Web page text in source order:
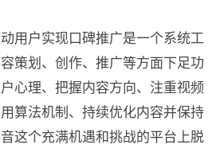
用户实现口碑推广是一个系统工
策划、创作、推广等方面下足功
心理、把握内容方向、注重视频
算法机制、持续优化内容并保持
这个充满机遇和挑战的平台上脱